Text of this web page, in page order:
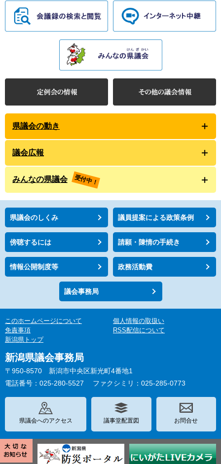
県議会の動き
議会広報
みんなの県議会 受付中！
県議会のしくみ 議員提案による政策条例
傍聴するには 請願・陳情の手続き
情報公開制度等 政務活動費
議会事務局
このホームページについて
個人情報の取扱い
免責事項
RSS配信について
新潟県トップ
新潟県議会事務局
〒950-8570 新潟市中央区新光町4番地1
電話番号：025-280-5527
ファクシミリ：025-285-0773
県議会へのアクセス 議事堂配置図 お問合せ